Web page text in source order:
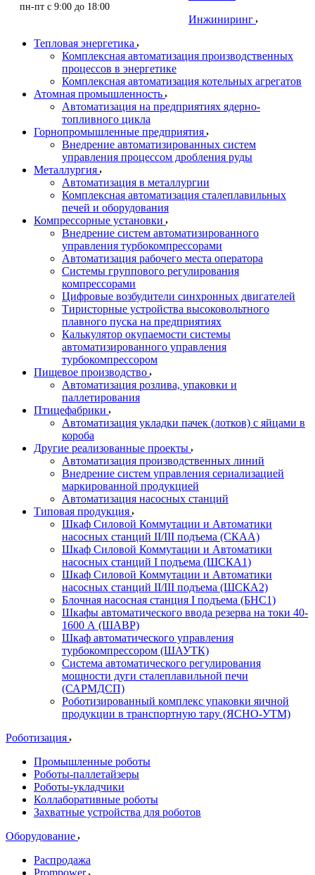
пн-пт с 9:00 до 18:00
Инжиниринг
Тепловая энергетика
Комплексная автоматизация производственных
процессов в энергетике
Комплексная автоматизация котельных агрегатов
Атомная промышленность
Автоматизация на предприятиях ядерно-
топливного цикла
Горнопромышленные предприятия
Внедрение автоматизированных систем
управления процессом дробления руды
Металлургия
Автоматизация в металлургии
Комплексная автоматизация сталеплавильных
печей и оборудования
Компрессорные установки
Внедрение систем автоматизированного
управления турбокомпрессорами
Автоматизация рабочего места оператора
Системы группового регулирования
компрессорами
Цифровые возбудители синхронных двигателей
Тиристорные устройства высоковольтного
плавного пуска на предприятиях
Калькулятор окупаемости системы
автоматизированного управления
турбокомпрессором
Пищевое производство
Автоматизация розлива, упаковки и
паллетирования
Птицефабрики
Автоматизация укладки пачек (лотков) с яйцами в
короба
Другие реализованные проекты
Автоматизация производственных линий
Внедрение систем управления сериализацией
маркированной продукцией
Автоматизация насосных станций
Типовая продукция
Шкаф Силовой Коммутации и Автоматики
насосных станций II/III подъема (СКАА)
Шкаф Силовой Коммутации и Автоматики
насосных станций I подъема (ШСКА1)
Шкаф Силовой Коммутации и Автоматики
насосных станций II/III подъема (ШСКА2)
Блочная насосная станция I подъема (БНС1)
Шкафы автоматического ввода резерва на токи 40-
1600 А (ШАВР)
Шкаф автоматического управления
турбокомпрессором (ШАУТК)
Система автоматического регулирования
мощности дуги сталеплавильной печи
(САРМДСП)
Роботизированный комплекс упаковки яичной
продукции в транспортную тару (ЯСНО-УТМ)
Роботизация
Промышленные роботы
Роботы-паллетайзеры
Роботы-укладчики
Коллаборативные роботы
Захватные устройства для роботов
Оборудование
Распродажа
Prompower